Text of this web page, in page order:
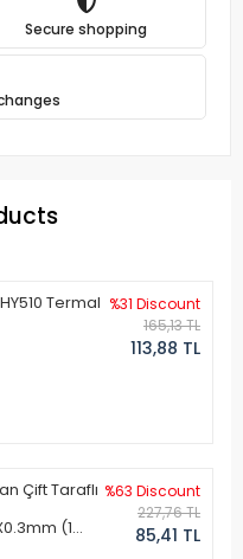
Secure shopping
Termal %31 Discount
165,13 TL
113,88 TL
Çift Taraflı
(1
%63 Discount
227,76 TL
85,41 TL